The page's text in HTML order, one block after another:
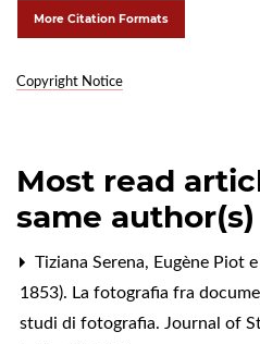
More Citation Formats
Copyright Notice
Most read
same author(s)
Tiziana Serena, Eugène Piot e
1853). La fotografia fra
studi di fotografia. Journal of